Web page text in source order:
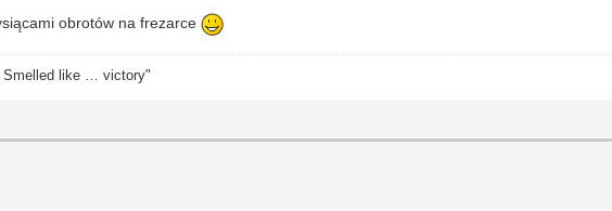
obrotów na frezarce
Smelled like … victory"